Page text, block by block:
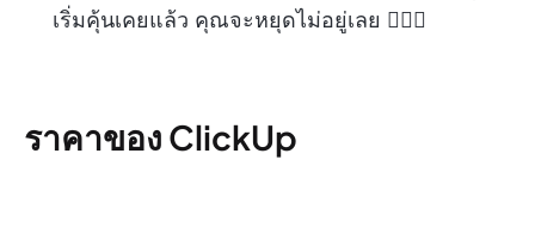
เริ่มคุ้นเคยแล้ว คุณจะหยุดไม่อยู่เลย 🏃🏻‍♂️
ราคาของ ClickUp